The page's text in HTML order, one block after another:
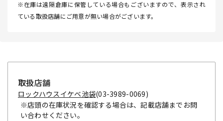
※在庫は遠隔倉庫に保管している場合もございますので、表示され
ている取扱店舗にご用意が無い場合がございます。
取扱店舗
ロックハウスイケベ池袋(03-3989-0069)
※店頭の在庫状況を確認する場合は、記載店舗までお問
い合わせください。